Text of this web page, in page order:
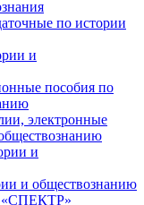
по истории
и
пособия по
электронные
и
и обществознанию
«СПЕКТР»